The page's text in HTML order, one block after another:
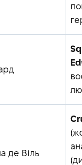
де Віль